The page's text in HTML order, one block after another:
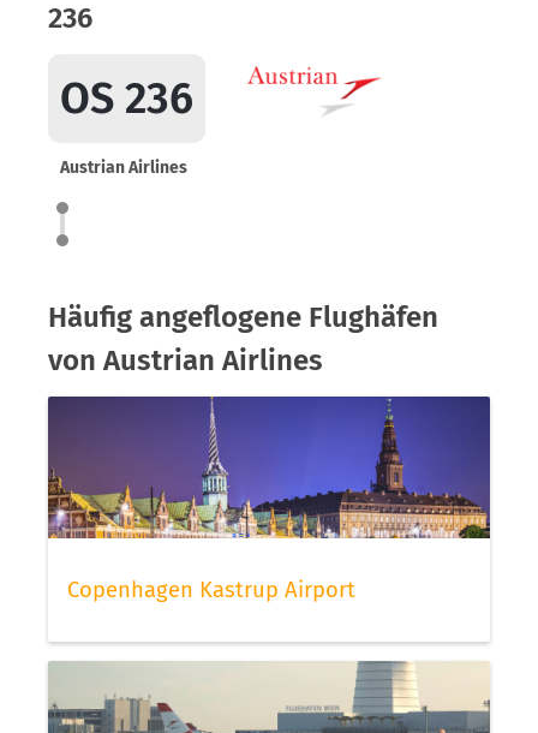
236
OS 236
Austrian Airlines
Häufig angeflogene Flughäfen
von Austrian Airlines
Copenhagen Kastrup Airport